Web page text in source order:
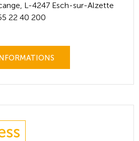
L-4247 Esch-sur-Alzette
22 40 200